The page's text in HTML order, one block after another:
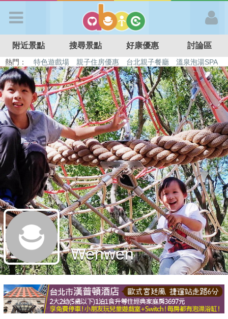
APP登入
首 頁
搜尋景點
好康優惠
最新消息
最新留言
商家合作
推薦景點
討論區
附近景點 搜尋景點 好康優惠 討論區
熱門： 特色遊戲場 親子住房優惠 台北親子餐廳
溫泉泡湯SPA
溜滑梯民宿
觀光工廠 DIY摘果 日本親子景點
Wenwen